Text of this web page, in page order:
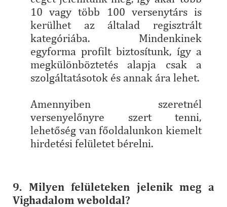
10 vagy több 100 versenytárs is
kerülhet az általad regisztrált
kategóriába. Mindenkinek
egyforma profilt biztosítunk, így a
megkülönböztetés alapja csak a
szolgáltatásotok és annak ára lehet.
Amennyiben szeretnél
versenyelőnyre szert tenni,
lehetőség van főoldalunkon kiemelt
hirdetési felületet bérelni.
9. Milyen felületeken jelenik meg a
Vighadalom weboldal?